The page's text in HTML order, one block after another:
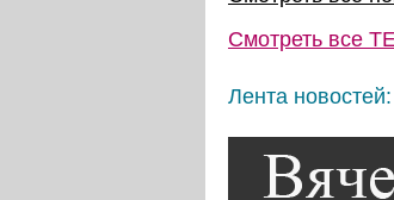
Смотреть все
Лента новостей: